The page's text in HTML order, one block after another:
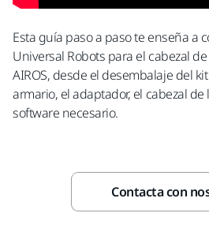
Esta guía paso a paso te enseña a
Universal Robots para el cabezal
AIROS, desde el desembalaje del
armario, el adaptador, el cabezal
software necesario.
Contacta con